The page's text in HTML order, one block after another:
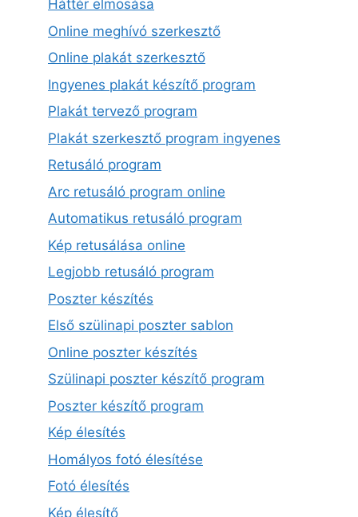
Háttér elmosása
Online meghívó szerkesztő
Online plakát szerkesztő
Ingyenes plakát készítő program
Plakát tervező program
Plakát szerkesztő program ingyenes
Retusáló program
Arc retusáló program online
Automatikus retusáló program
Kép retusálása online
Legjobb retusáló program
Poszter készítés
Első szülinapi poszter sablon
Online poszter készítés
Szülinapi poszter készítő program
Poszter készítő program
Kép élesítés
Homályos fotó élesítése
Fotó élesítés
Kép élesítő